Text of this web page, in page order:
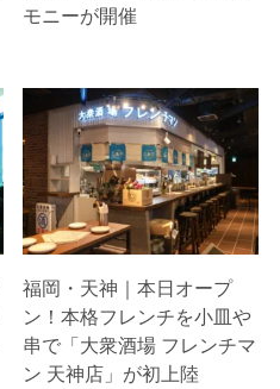
モニーが開催
福岡・天神｜本日オープ
ン！本格フレンチを小皿や
串で「大衆酒場 フレンチマ
ン 天神店」が初上陸